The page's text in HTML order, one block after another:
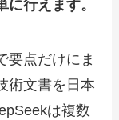
行えます。
要点だけにま
術文書を日本
は複数